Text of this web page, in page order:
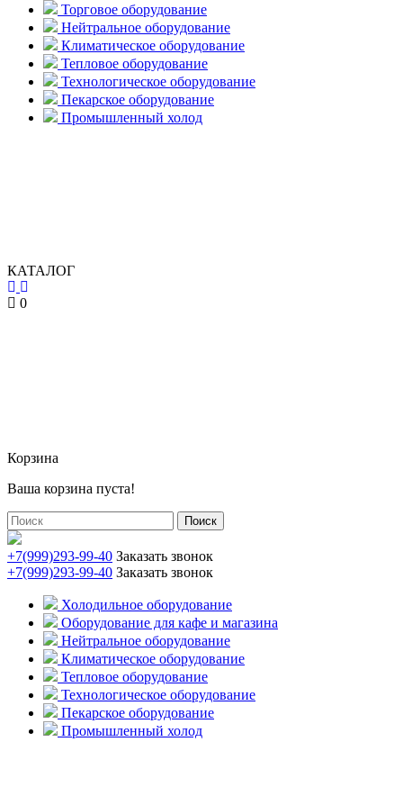
Торговое оборудование
Нейтральное оборудование
Климатическое оборудование
Тепловое оборудование
Технологическое оборудование
Пекарское оборудование
Промышленный холод
КАТАЛОГ
0
Корзина
Ваша корзина пуста!
Поиск
+7(999)293-99-40 Заказать звонок
+7(999)293-99-40 Заказать звонок
Холодильное оборудование
Оборудование для кафе и магазина
Нейтральное оборудование
Климатическое оборудование
Тепловое оборудование
Технологическое оборудование
Пекарское оборудование
Промышленный холод